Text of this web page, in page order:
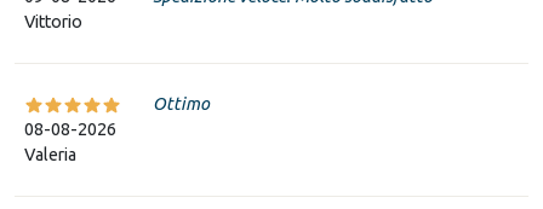
Vittorio
08-08-2026
Valeria
Ottimo